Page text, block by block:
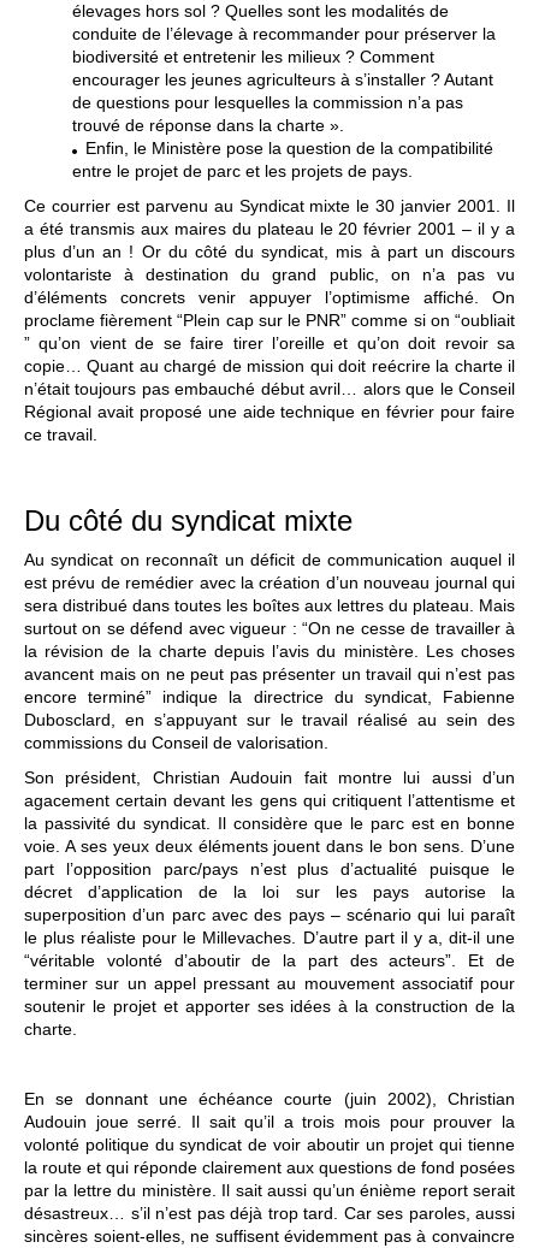
élevages hors sol ? Quelles sont les modalités de
conduite de l’élevage à recommander pour préserver la
biodiversité et entretenir les milieux ? Comment
encourager les jeunes agriculteurs à s’installer ? Autant
de questions pour lesquelles la commission n’a pas
trouvé de réponse dans la charte ».
Enfin, le Ministère pose la question de la compatibilité
entre le projet de parc et les projets de pays.
Ce courrier est parvenu au Syndicat mixte le 30 janvier 2001. Il
a été transmis aux maires du plateau le 20 février 2001 – il y a
plus d’un an ! Or du côté du syndicat, mis à part un discours
volontariste à destination du grand public, on n’a pas vu
d’éléments concrets venir appuyer l’optimisme affiché. On
proclame fièrement “Plein cap sur le PNR” comme si on “oubliait
” qu’on vient de se faire tirer l’oreille et qu’on doit revoir sa
copie… Quant au chargé de mission qui doit reécrire la charte il
n’était toujours pas embauché début avril… alors que le Conseil
Régional avait proposé une aide technique en février pour faire
ce travail.
Du côté du syndicat mixte
Au syndicat on reconnaît un déficit de communication auquel il
est prévu de remédier avec la création d’un nouveau journal qui
sera distribué dans toutes les boîtes aux lettres du plateau. Mais
surtout on se défend avec vigueur : “On ne cesse de travailler à
la révision de la charte depuis l’avis du ministère. Les choses
avancent mais on ne peut pas présenter un travail qui n’est pas
encore terminé” indique la directrice du syndicat, Fabienne
Dubosclard, en s’appuyant sur le travail réalisé au sein des
commissions du Conseil de valorisation.
Son président, Christian Audouin fait montre lui aussi d’un
agacement certain devant les gens qui critiquent l’attentisme et
la passivité du syndicat. Il considère que le parc est en bonne
voie. A ses yeux deux éléments jouent dans le bon sens. D’une
part l’opposition parc/pays n’est plus d’actualité puisque le
décret d’application de la loi sur les pays autorise la
superposition d’un parc avec des pays – scénario qui lui paraît
le plus réaliste pour le Millevaches. D’autre part il y a, dit-il une
“véritable volonté d’aboutir de la part des acteurs”. Et de
terminer sur un appel pressant au mouvement associatif pour
soutenir le projet et apporter ses idées à la construction de la
charte.
En se donnant une échéance courte (juin 2002), Christian
Audouin joue serré. Il sait qu’il a trois mois pour prouver la
volonté politique du syndicat de voir aboutir un projet qui tienne
la route et qui réponde clairement aux questions de fond posées
par la lettre du ministère. Il sait aussi qu’un énième report serait
désastreux… s’il n’est pas déjà trop tard. Car ses paroles, aussi
sincères soient-elles, ne suffisent évidemment pas à convaincre